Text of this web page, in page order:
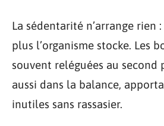
La sédentarité n’arrange rien
plus l’organisme stocke. Les
souvent reléguées au second
aussi dans la balance,
inutiles sans rassasier.